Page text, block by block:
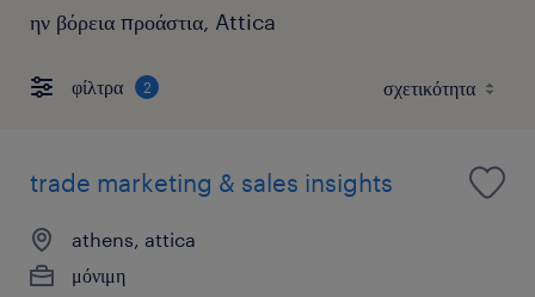
ην βόρεια προάστια, Attica
φίλτρα 2
trade marketing & sales insights
athens, attica
μόνιμη